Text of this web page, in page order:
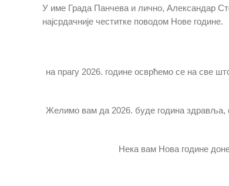
У име Града Панчева и лично, Александар
најсрдачније честитке поводом Нове године.
на прагу 2026. године осврћемо се на све
Желимо вам да 2026. буде година здравља,
Нека вам Нова године